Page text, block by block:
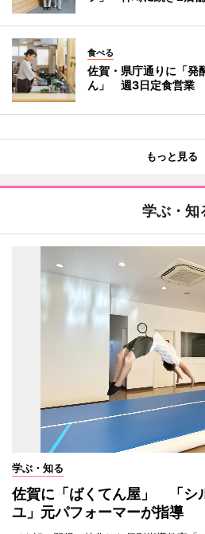
食べる
佐賀・県庁通りに「発
ん」 週3日定食営業
もっと見る
学ぶ・知
学ぶ・知る
佐賀に「ばくてん屋」 「シ
ユ」元パフォーマーが指導